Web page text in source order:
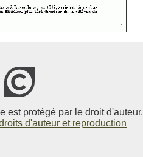
est protégé par le droit d'auteur.
d'auteur et reproduction